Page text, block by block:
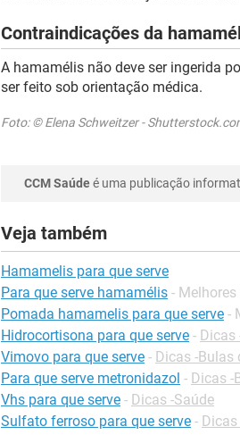
Contraindicações da
A hamamélis não deve ser ingerida
ser feito sob orientação médica.
Foto: © Elena Schweitzer -
CCM Saúdeé uma publicação
Veja também
Hamamelis para que serve
Para que serve hamamélis -
Pomada hamamelis para que serve -
Hidrocortisona para que serve - Dicas
Vimovo para que serve - Dicas -Bulas
Para que serve metronidazol - Dicas -
Vhs para que serve - Dicas -Saúde
Sulfato ferroso para que serve -